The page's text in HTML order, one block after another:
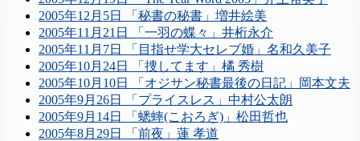
2005年12月5日 「秘書の秘書」増井絵美
2005年11月21日 「一羽の蝶々」井桁永介
2005年11月7日 「目指せ学大セレブ婚」名和久美子
2005年10月24日 「捜してます」橘 秀樹
2005年10月10日 「オジサン秘書最後の日記」岡本文夫
2005年9月26日 「プライスレス」中村公太朗
2005年9月14日 「蟋蟀(こおろぎ)」松田哲也
2005年8月29日 「前夜」蓮 孝道